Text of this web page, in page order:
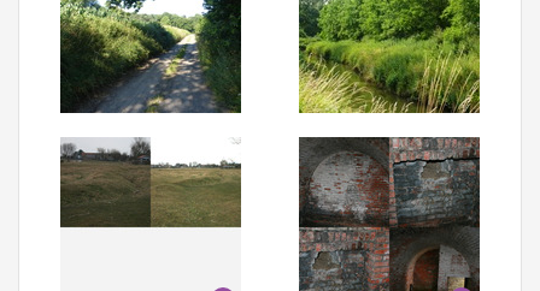
Over ons
Aanmelden